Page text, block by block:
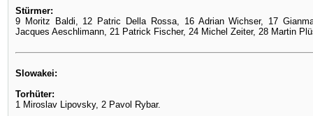
Stürmer:
9 Moritz Baldi, 12 Patric Della Rossa, 16 Adrian Wichser, 17
Jacques Aeschlimann, 21 Patrick Fischer, 24 Michel Zeiter, 28 Martin
Slowakei:
Torhüter:
1 Miroslav Lipovsky, 2 Pavol Rybar.